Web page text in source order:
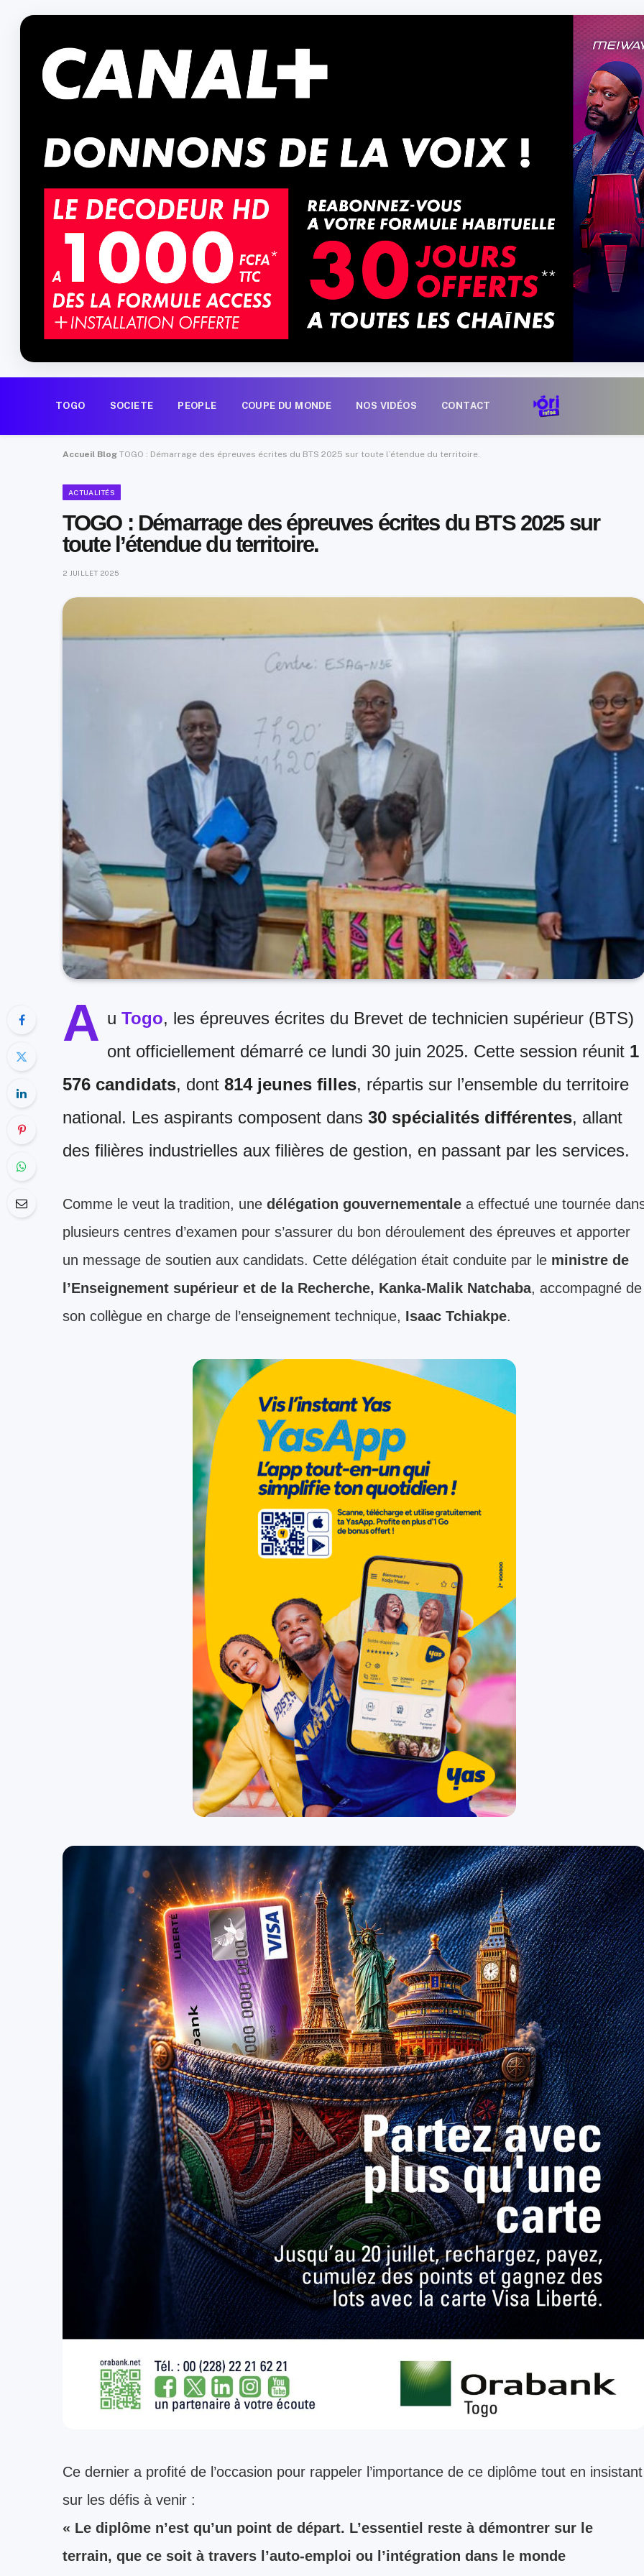
TOGO SOCIETE PEOPLE COUPE DU MONDE NOS VIDÉOS CONTACT
Accueil Blog TOGO : Démarrage des épreuves écrites du BTS 2025 sur toute l’étendue du territoire.
ACTUALITÉS
TOGO : Démarrage des épreuves écrites du BTS 2025 sur
toute l’étendue du territoire.
2 JUILLET 2025
A u Togo, les épreuves écrites du Brevet de technicien supérieur (BTS)
ont officiellement démarré ce lundi 30 juin 2025. Cette session réunit 1
576 candidats, dont 814 jeunes filles, répartis sur l’ensemble du territoire
national. Les aspirants composent dans 30 spécialités différentes, allant
des filières industrielles aux filières de gestion, en passant par les services.
Comme le veut la tradition, une délégation gouvernementale a effectué une tournée
plusieurs centres d’examen pour s’assurer du bon déroulement des épreuves et apporter
un message de soutien aux candidats. Cette délégation était conduite par le ministre de
l’Enseignement supérieur et de la Recherche, Kanka-Malik Natchaba, accompagné de
son collègue en charge de l’enseignement technique, Isaac Tchiakpe.
Ce dernier a profité de l’occasion pour rappeler l’importance de ce diplôme tout en insistant
sur les défis à venir :
« Le diplôme n’est qu’un point de départ. L’essentiel reste à démontrer sur le
terrain, que ce soit à travers l’auto-emploi ou l’intégration dans le monde